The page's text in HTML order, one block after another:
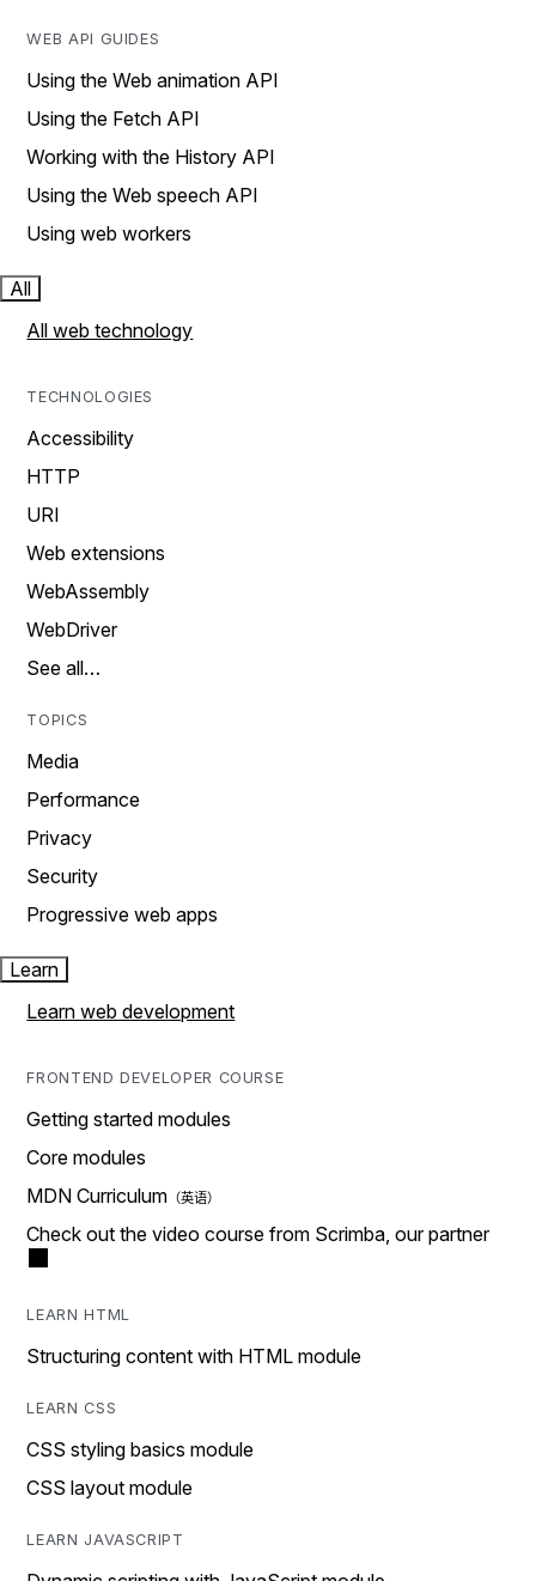
WEB API GUIDES
Using the Web animation API
Using the Fetch API
Working with the History API
Using the Web speech API
Using web workers
All
All web technology
TECHNOLOGIES
Accessibility
HTTP
URI
Web extensions
WebAssembly
WebDriver
See all…
TOPICS
Media
Performance
Privacy
Security
Progressive web apps
Learn
Learn web development
FRONTEND DEVELOPER COURSE
Getting started modules
Core modules
MDN Curriculum
Check out the video course from Scrimba, our partner
LEARN HTML
Structuring content with HTML module
LEARN CSS
CSS styling basics module
CSS layout module
LEARN JAVASCRIPT